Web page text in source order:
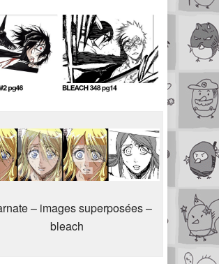
– images superposées –
bleach